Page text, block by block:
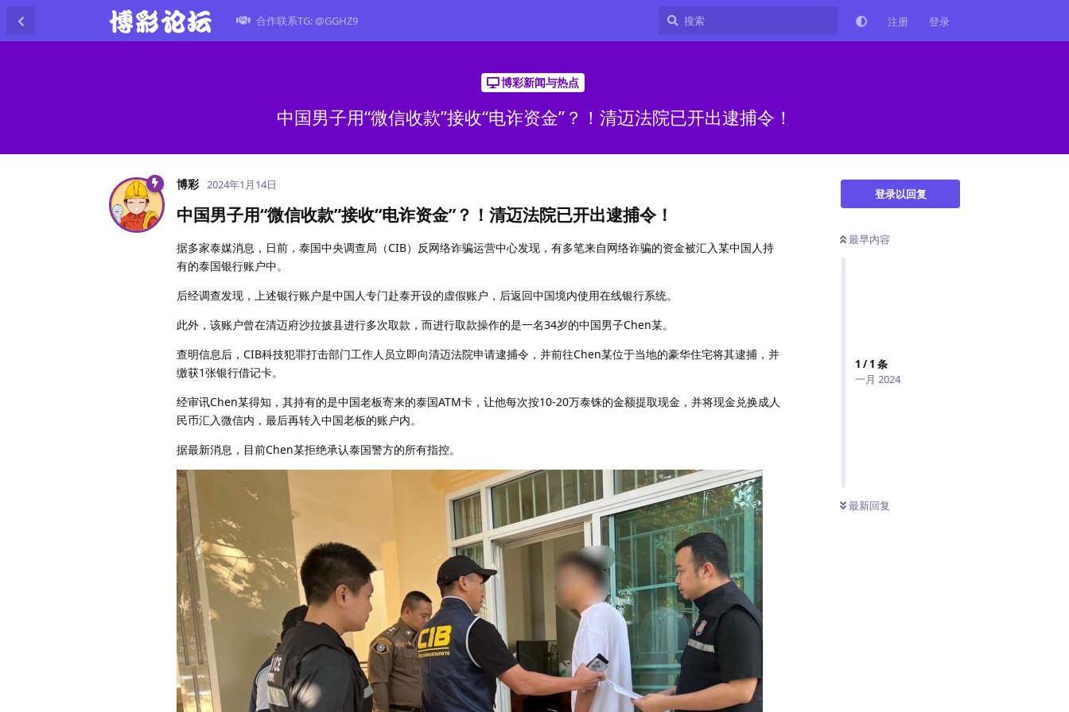
合作联系TG: @GGHZ9 注册 登录
博彩新闻与热点
中国男子用“微信收款”接收“电诈资金”？！清迈法院已开出逮捕令！
登录以回复
最早内容
1 /1 条
一月 2024
最新回复
博彩 2024年1月14日
中国男子用“微信收款”接收“电诈资金”？！清迈法院已开出逮捕令！
据多家泰媒消息，日前，泰国中央调查局（CIB）反网络诈骗运营中心发现，有多笔来自网络诈骗的资金被汇入某中国人持
有的泰国银行账户中。
后经调查发现，上述银行账户是中国人专门赴泰开设的虚假账户，后返回中国境内使用在线银行系统。
此外，该账户曾在清迈府沙拉披县进行多次取款，而进行取款操作的是一名34岁的中国男子Chen某。
查明信息后，CIB科技犯罪打击部门工作人员立即向清迈法院申请逮捕令，并前往Chen某位于当地的豪华住宅将其逮捕，并
缴获1张银行借记卡。
经审讯Chen某得知，其持有的是中国老板寄来的泰国ATM卡，让他每次按10-20万泰铢的金额提取现金，并将现金兑换成人
民币汇入微信内，最后再转入中国老板的账户内。
据最新消息，目前Chen某拒绝承认泰国警方的所有指控。